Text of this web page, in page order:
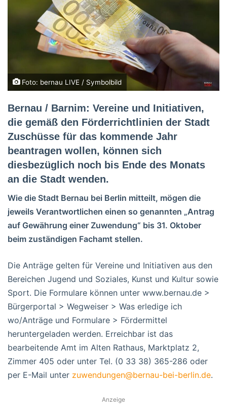
Foto: bernau LIVE / Symbolbild
Bernau / Barnim: Vereine und Initiativen,
die gemäß den Förderrichtlinien der Stadt
Zuschüsse für das kommende Jahr
beantragen wollen, können sich
diesbezüglich noch bis Ende des Monats
an die Stadt wenden.
Wie die Stadt Bernau bei Berlin mitteilt, mögen die
jeweils Verantwortlichen einen so genannten „Antrag
auf Gewährung einer Zuwendung“ bis 31. Oktober
beim zuständigen Fachamt stellen.
Die Anträge gelten für Vereine und Initiativen aus den
Bereichen Jugend und Soziales, Kunst und Kultur sowie
Sport. Die Formulare können unter www.bernau.de >
Bürgerportal > Wegweiser > Was erledige ich
wo/Anträge und Formulare > Fördermittel
heruntergeladen werden. Erreichbar ist das
bearbeitende Amt im Alten Rathaus, Marktplatz 2,
Zimmer 405 oder unter Tel. (0 33 38) 365-286 oder
per E-Mail unter zuwendungen@bernau-bei-berlin.de.
Anzeige